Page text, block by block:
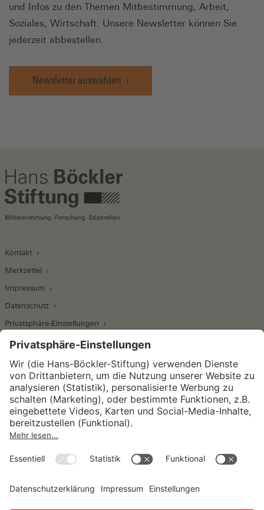
und Infos zu den Themen Mitbestimmung, Arbeit,
Soziales, Wirtschaft. Unsere Newsletter können Sie
jederzeit abbestellen.
Newsletter auswählen
Kontakt
Merkzettel
Impressum
Datenschutz
Privatsphäre-Einstellungen
Wirtschafts- und Sozialwissenschaftliches Institut
Institut für Makroökonomie und
Konjunkturforschung
Unternehmensführung